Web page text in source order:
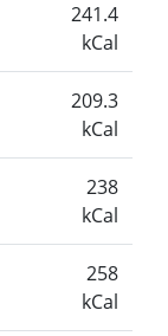
241.4
kCal
209.3
kCal
238
kCal
258
kCal